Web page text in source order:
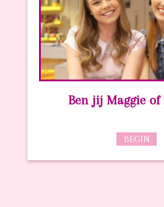
Ben jij Maggie of
BEGIN